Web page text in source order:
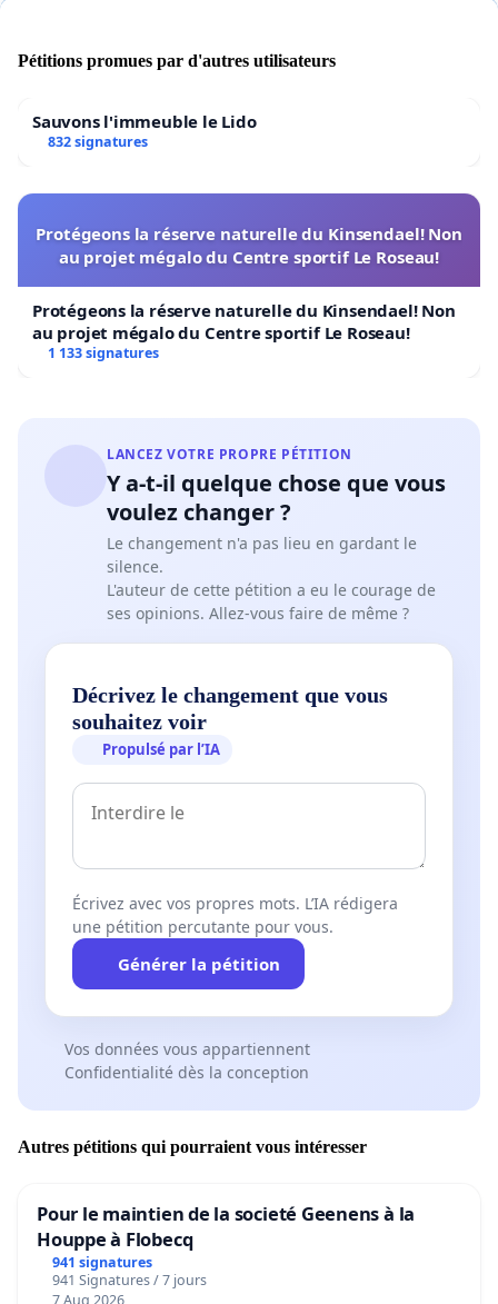
Pétitions promues par d'autres utilisateurs
Sauvons l'immeuble le Lido
832 signatures
Protégeons la réserve naturelle du Kinsendael! Non
au projet mégalo du Centre sportif Le Roseau!
Protégeons la réserve naturelle du Kinsendael! Non
au projet mégalo du Centre sportif Le Roseau!
1 133 signatures
LANCEZ VOTRE PROPRE PÉTITION
Y a-t-il quelque chose que vous
voulez changer ?
Le changement n'a pas lieu en gardant le
silence.
L'auteur de cette pétition a eu le courage de
ses opinions. Allez-vous faire de même ?
Décrivez le changement que vous
souhaitez voir
Propulsé par l’IA
Écrivez avec vos propres mots. L’IA rédigera
une pétition percutante pour vous.
Générer la pétition
Vos données vous appartiennent
Confidentialité dès la conception
Autres pétitions qui pourraient vous intéresser
Pour le maintien de la societé Geenens à la
Houppe à Flobecq
941 signatures
941 Signatures / 7 jours
7 Aug 2026